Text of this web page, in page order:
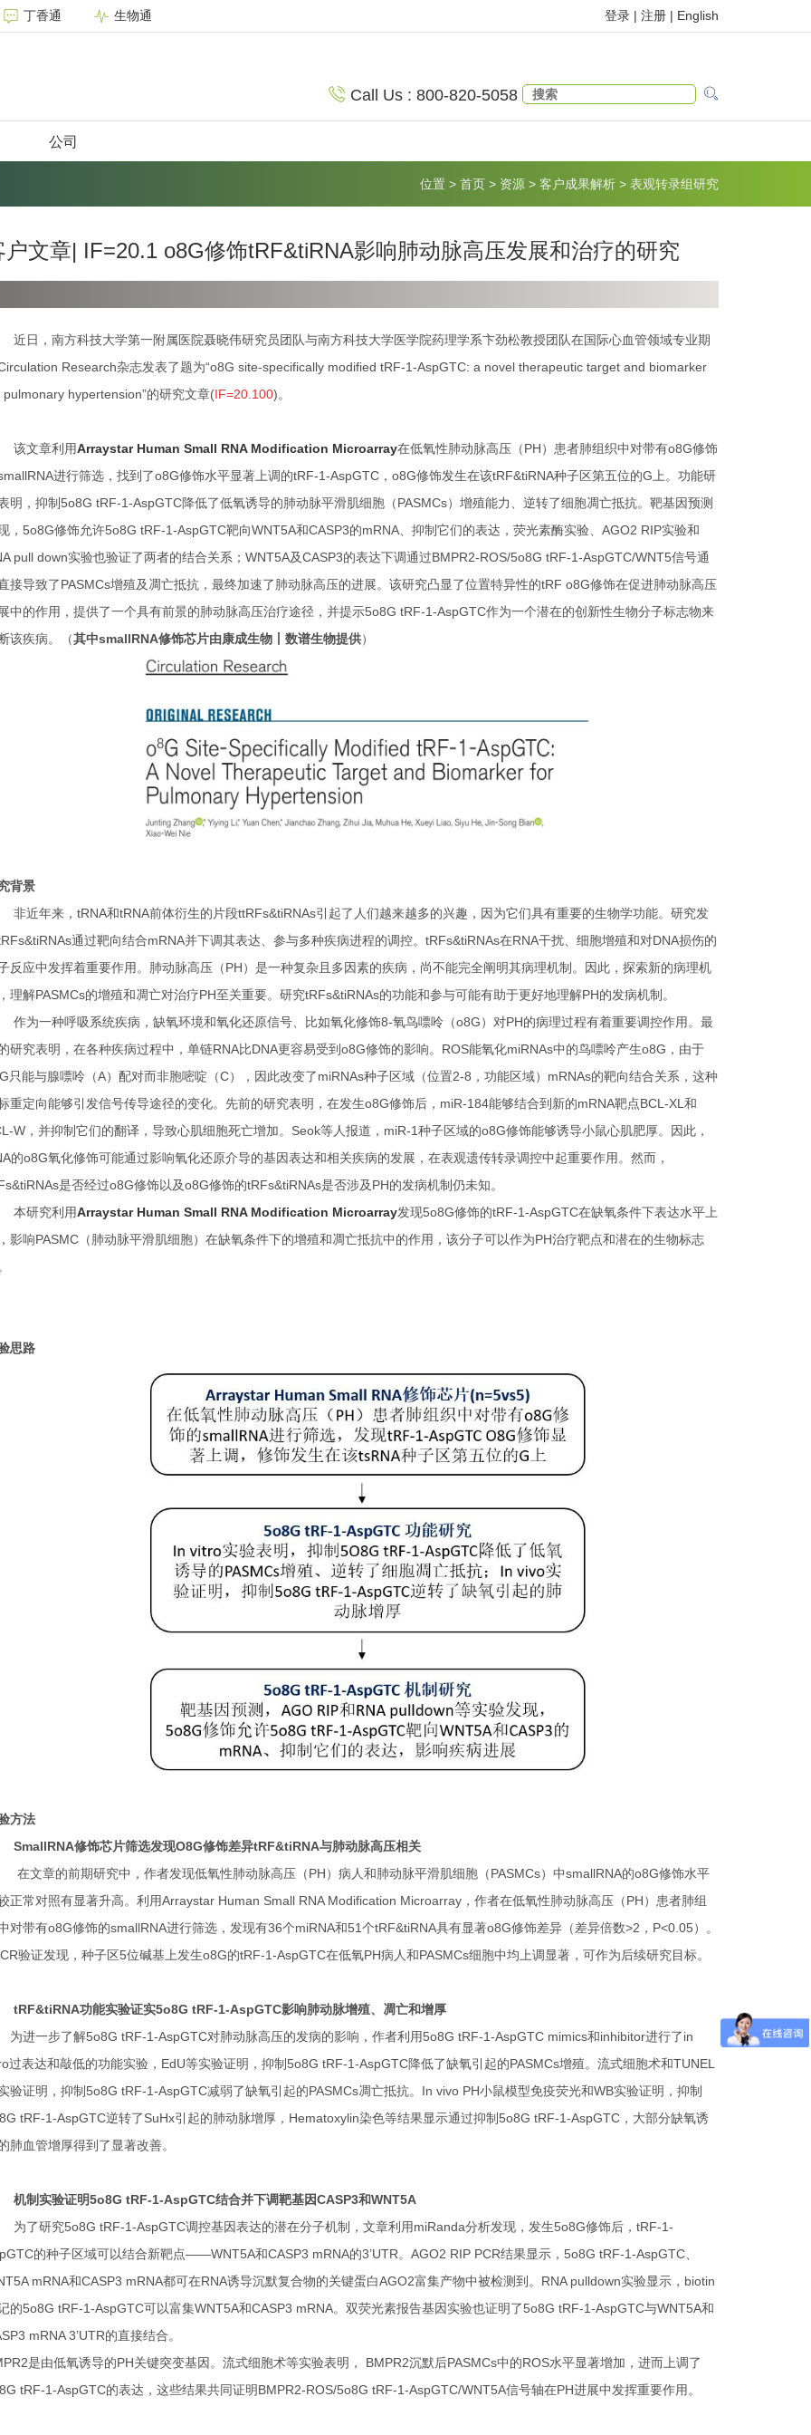
丁香通 生物通 登录 | 注册 | English
Call Us : 800-820-5058
公司
位置 > 首页 > 资源 > 客户成果解析 > 表观转录组研究
户文章| IF=20.1 o8G修饰tRF&tiRNA影响肺动脉高压发展和治疗的研究
近日，南方科技大学第一附属医院聂晓伟研究员团队与南方科技大学医学院药理学系卞劲松教授团队在国际心血管领域专业期
Research杂志发表了题为“o8G site-specifically modified tRF-1-AspGTC: a novel therapeutic target and biomarker
pulmonary hypertension”的研究文章(IF=20.100)。
文章利用Arraystar Human Small RNA Modification Microarray在低氧性肺动脉高压（PH）患者肺组织中对带有o8G修饰
进行筛选，找到了o8G修饰水平显著上调的tRF-1-AspGTC，o8G修饰发生在该tRF&tiRNA种子区第五位的G上。功能研
明，抑制5o8G tRF-1-AspGTC降低了低氧诱导的肺动脉平滑肌细胞（PASMCs）增殖能力、逆转了细胞凋亡抵抗。靶基因预测
，5o8G修饰允许5o8G tRF-1-AspGTC靶向WNT5A和CASP3的mRNA、抑制它们的表达，荧光素酶实验、AGO2 RIP实验和
pull down实验也验证了两者的结合关系；WNT5A及CASP3的表达下调通过BMPR2-ROS/5o8G tRF-1-AspGTC/WNT5信号通
接导致了PASMCs增殖及凋亡抵抗，最终加速了肺动脉高压的进展。该研究凸显了位置特异性的tRF o8G修饰在促进肺动脉高压
中的作用，提供了一个具有前景的肺动脉高压治疗途径，并提示5o8G tRF-1-AspGTC作为一个潜在的创新性生物分子标志物来
该疾病。（其中smallRNA修饰芯片由康成生物丨数谱生物提供）
背景
非近年来，tRNA和tRNA前体衍生的片段ttRFs&tiRNAs引起了人们越来越多的兴趣，因为它们具有重要的生物学功能。研究发
通过靶向结合mRNA并下调其表达、参与多种疾病进程的调控。tRFs&tiRNAs在RNA干扰、细胞增殖和对DNA损伤的
反应中发挥着重要作用。肺动脉高压（PH）是一种复杂且多因素的疾病，尚不能完全阐明其病理机制。因此，探索新的病理机
理解PASMCs的增殖和凋亡对治疗PH至关重要。研究tRFs&tiRNAs的功能和参与可能有助于更好地理解PH的发病机制。
作为一种呼吸系统疾病，缺氧环境和氧化还原信号、比如氧化修饰8-氧鸟嘌呤（o8G）对PH的病理过程有着重要调控作用。最
研究表明，在各种疾病过程中，单链RNA比DNA更容易受到o8G修饰的影响。ROS能氧化miRNAs中的鸟嘌呤产生o8G，由于
只能与腺嘌呤（A）配对而非胞嘧啶（C），因此改变了miRNAs种子区域（位置2-8，功能区域）mRNAs的靶向结合关系，这种
重定向能够引发信号传导途径的变化。先前的研究表明，在发生o8G修饰后，miR-184能够结合到新的mRNA靶点BCL-XL和
W，并抑制它们的翻译，导致心肌细胞死亡增加。Seok等人报道，miR-1种子区域的o8G修饰能够诱导小鼠心肌肥厚。因此，
的o8G氧化修饰可能通过影响氧化还原介导的基因表达和相关疾病的发展，在表观遗传转录调控中起重要作用。然而，
是否经过o8G修饰以及o8G修饰的tRFs&tiRNAs是否涉及PH的发病机制仍未知。
本研究利用Arraystar Human Small RNA Modification Microarray发现5o8G修饰的tRF-1-AspGTC在缺氧条件下表达水平上
影响PASMC（肺动脉平滑肌细胞）在缺氧条件下的增殖和凋亡抵抗中的作用，该分子可以作为PH治疗靶点和潜在的生物标志
思路
方法
SmallRNA修饰芯片筛选发现O8G修饰差异tRF&tiRNA与肺动脉高压相关
文章的前期研究中，作者发现低氧性肺动脉高压（PH）病人和肺动脉平滑肌细胞（PASMCs）中smallRNA的o8G修饰水平
正常对照有显著升高。利用Arraystar Human Small RNA Modification Microarray，作者在低氧性肺动脉高压（PH）患者肺组
对带有o8G修饰的smallRNA进行筛选，发现有36个miRNA和51个tRF&tiRNA具有显著o8G修饰差异（差异倍数>2，P<0.05）。
验证发现，种子区5位碱基上发生o8G的tRF-1-AspGTC在低氧PH病人和PASMCs细胞中均上调显著，可作为后续研究目标。
功能实验证实5o8G tRF-1-AspGTC影响肺动脉增殖、凋亡和增厚
进一步了解5o8G tRF-1-AspGTC对肺动脉高压的发病的影响，作者利用5o8G tRF-1-AspGTC mimics和inhibitor进行了in
过表达和敲低的功能实验，EdU等实验证明，抑制5o8G tRF-1-AspGTC降低了缺氧引起的PASMCs增殖。流式细胞术和TUNEL
验证明，抑制5o8G tRF-1-AspGTC减弱了缺氧引起的PASMCs凋亡抵抗。In vivo PH小鼠模型免疫荧光和WB实验证明，抑制
tRF-1-AspGTC逆转了SuHx引起的肺动脉增厚，Hematoxylin染色等结果显示通过抑制5o8G tRF-1-AspGTC，大部分缺氧诱
肺血管增厚得到了显著改善。
制实验证明5o8G tRF-1-AspGTC结合并下调靶基因CASP3和WNT5A
了研究5o8G tRF-1-AspGTC调控基因表达的潜在分子机制，文章利用miRanda分析发现，发生5o8G修饰后，tRF-1-
的种子区域可以结合新靶点——WNT5A和CASP3 mRNA的3’UTR。AGO2 RIP PCR结果显示，5o8G tRF-1-AspGTC、
mRNA和CASP3 mRNA都可在RNA诱导沉默复合物的关键蛋白AGO2富集产物中被检测到。RNA pulldown实验显示，biotin
的5o8G tRF-1-AspGTC可以富集WNT5A和CASP3 mRNA。双荧光素报告基因实验也证明了5o8G tRF-1-AspGTC与WNT5A和
mRNA 3’UTR的直接结合。
是由低氧诱导的PH关键突变基因。流式细胞术等实验表明， BMPR2沉默后PASMCs中的ROS水平显著增加，进而上调了
tRF-1-AspGTC的表达，这些结果共同证明BMPR2-ROS/5o8G tRF-1-AspGTC/WNT5A信号轴在PH进展中发挥重要作用。